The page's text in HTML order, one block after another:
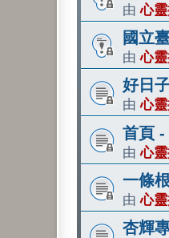
由心
國立
由心
好日
由心
首頁 -
由心
一條
由心
杏輝